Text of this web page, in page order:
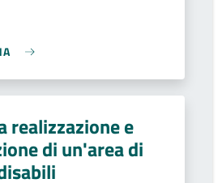
realizzazione e
di un'area di